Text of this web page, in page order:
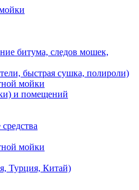
битума, следов мошек,
быстрая сушка, полироли)
мойки
и помещений
мойки
Турция, Китай)